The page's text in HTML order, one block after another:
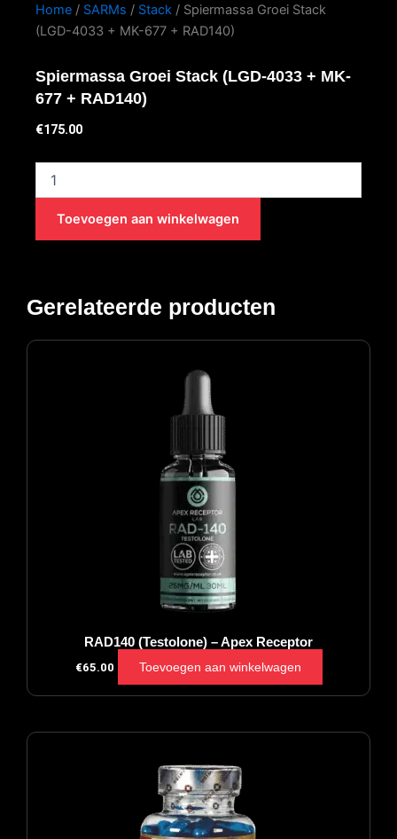
Home / SARMs / Stack / Spiermassa Groei Stack
(LGD-4033 + MK-677 + RAD140)
Spiermassa Groei Stack (LGD-4033 + MK-
677 + RAD140)
€175.00
Groei
(LGD-
4033
+
Toevoegen aan winkelwagen
Gerelateerde producten
RAD140 (Testolone) – Apex Receptor
€65.00 Toevoegen aan winkelwagen